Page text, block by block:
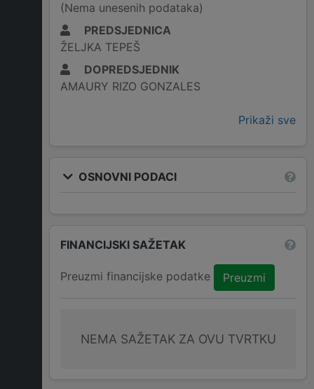
(Nema unesenih podataka)
PREDSJEDNICA
ŽELJKA TEPEŠ
DOPREDSJEDNIK
AMAURY RIZO GONZALES
Prikaži sve
OSNOVNI PODACI
FINANCIJSKI SAŽETAK
Preuzmi financijske podatke Preuzmi
NEMA SAŽETAK ZA OVU TVRTKU